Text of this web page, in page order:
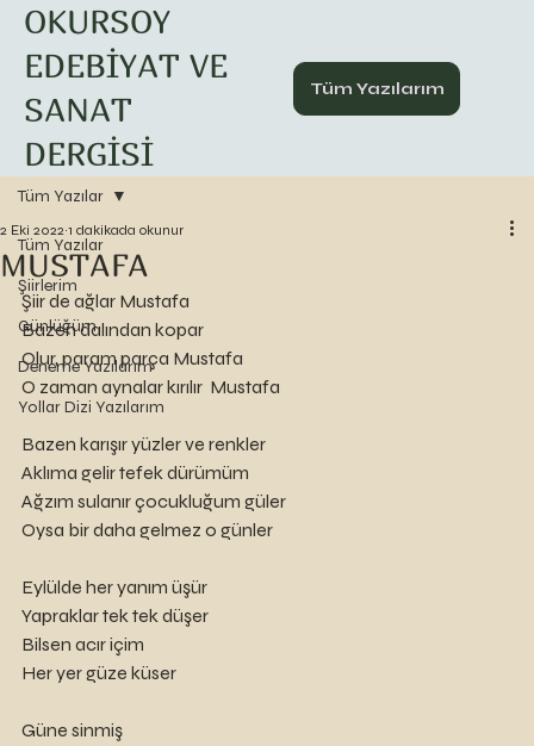
Tüm Yazılarım
OKURSOY
EDEBİYAT VE
SANAT
DERGİSİ
Tüm Yazılar
Şiirlerim
Günlüğüm
Deneme Yazılarım
Yollar Dizi Yazılarım
Tüm Yazılar
MUSTAFA
2 Eki 2022 1 dakikada okunur
Şiir de ağlar Mustafa
Bazen dalından kopar
Olur, param parça Mustafa
O zaman aynalar kırılır  Mustafa
Bazen karışır yüzler ve renkler
Aklıma gelir tefek dürümüm
Ağzım sulanır çocukluğum güler
Oysa bir daha gelmez o günler
Eylülde her yanım üşür
Yapraklar tek tek düşer
Bilsen acır içim
Her yer güze küser
Güne sinmiş